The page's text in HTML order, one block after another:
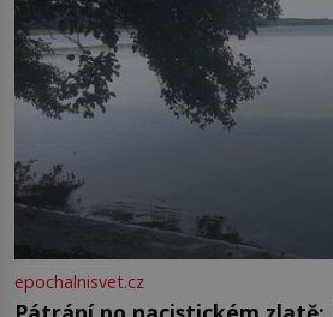
epochalnisvet.cz